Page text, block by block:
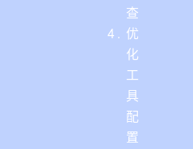
查
优
化
工
具
配
置